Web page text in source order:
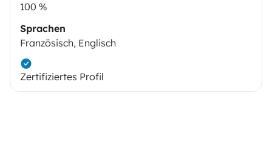
100 %
Sprachen
Französisch, Englisch
Zertifiziertes Profil